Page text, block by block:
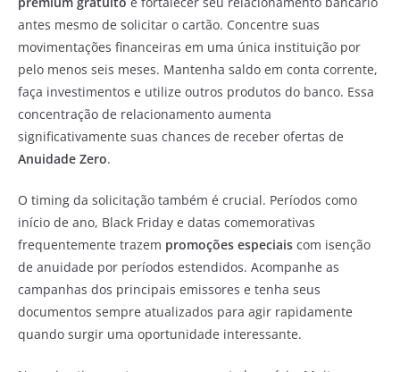
antes mesmo de solicitar o cartão. Concentre suas
movimentações financeiras em uma única instituição por
pelo menos seis meses. Mantenha saldo em conta corrente,
faça investimentos e utilize outros produtos do banco. Essa
concentração de relacionamento aumenta
significativamente suas chances de receber ofertas de
Anuidade Zero.
O timing da solicitação também é crucial. Períodos como
início de ano, Black Friday e datas comemorativas
frequentemente trazem promoções especiais com isenção
de anuidade por períodos estendidos. Acompanhe as
campanhas dos principais emissores e tenha seus
documentos sempre atualizados para agir rapidamente
quando surgir uma oportunidade interessante.